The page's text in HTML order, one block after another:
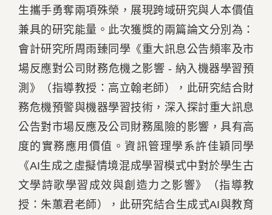
生攜手勇奪兩項殊榮，展現跨域研究與人本價值
兼具的研究能量。此次獲獎的兩篇論文分別為：
會計研究所周雨臻同學《重大訊息公告頻率及市
場反應對公司財務危機之影響 - 納入機器學習預
測》（指導教授：高立翰老師），此研究結合財
務危機預警與機器學習技術，深入探討重大訊息
公告對市場反應及公司財務風險的影響，具有高
度的實務應用價值。資訊管理學系許佳穎同學
《AI生成之虛擬情境混成學習模式中對於學生古
文學詩歌學習成效與創造力之影響》（指導教
授：朱蕙君老師），此研究結合生成式AI與教育